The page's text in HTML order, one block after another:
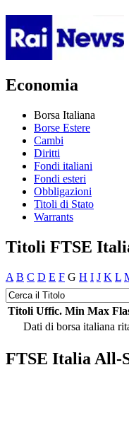
Economia
Borsa Italiana
Borse Estere
Cambi
Diritti
Fondi italiani
Fondi esteri
Obbligazioni
Titoli di Stato
Warrants
Titoli FTSE
A B C D E F G H I J K L
Titoli Uffic. Min Max
Dati di borsa italiana
FTSE Italia All-